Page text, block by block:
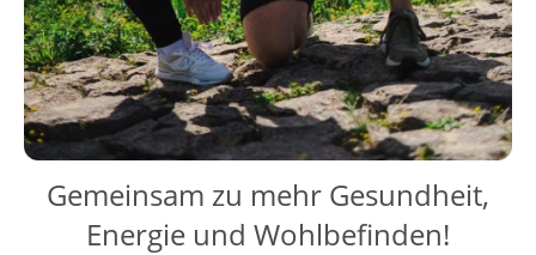
Gemeinsam zu mehr Gesundheit,
Energie und Wohlbefinden!